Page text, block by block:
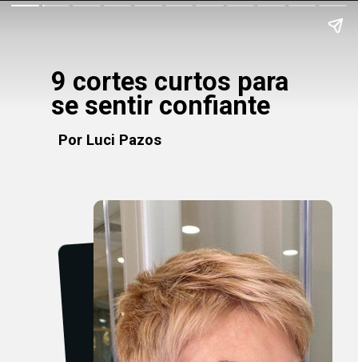
9 cortes curtos para
se sentir confiante
Por Luci Pazos